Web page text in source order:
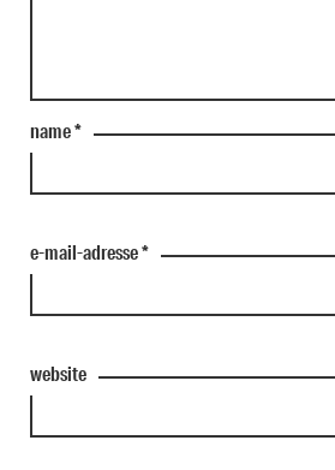
name*
e-mail-adresse*
website